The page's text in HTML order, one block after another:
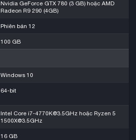
Nvidia GeForce GTX 780 (3 GB) hoặc AMD
Radeon R9 290 (4GB)
Phiên bản 12
100 GB
Windows 10
64-bit
Intel Core i7-4770K@3.5GHz hoặc Ryzen 5
1500X@3.5GHz
16 GB